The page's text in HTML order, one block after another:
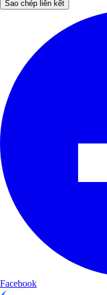
Sao chép liên kết
Facebook